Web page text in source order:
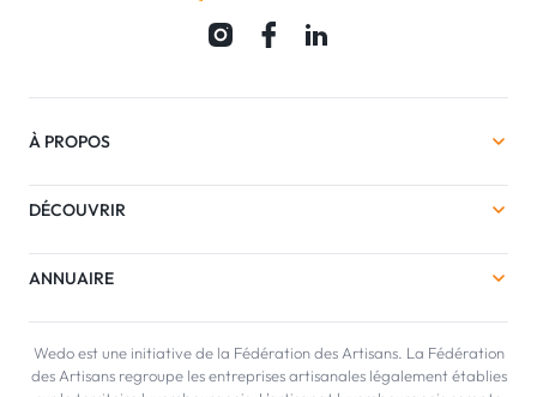
À PROPOS
DÉCOUVRIR
ANNUAIRE
Wedo est une initiative de la Fédération des Artisans. La Fédération
des Artisans regroupe les entreprises artisanales légalement établies